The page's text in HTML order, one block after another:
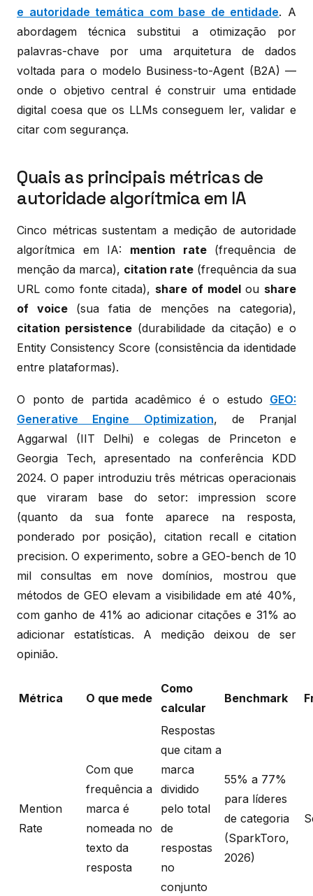
e autoridade temática com base de entidade. A
abordagem técnica substitui a otimização por
palavras-chave por uma arquitetura de dados
voltada para o modelo Business-to-Agent (B2A) —
onde o objetivo central é construir uma entidade
digital coesa que os LLMs conseguem ler, validar e
citar com segurança.
Quais as principais métricas de
autoridade algorítmica em IA
Cinco métricas sustentam a medição de autoridade
algorítmica em IA: mention rate(frequência de
menção da marca), citation rate (frequência da sua
URL como fonte citada), share of modelou share
of voice(sua fatia de menções na categoria),
citation persistence (durabilidade da citação) e o
Entity Consistency Score (consistência da identidade
entre plataformas).
O ponto de partida acadêmico é o estudo GEO:
Generative Engine Optimization, de Pranjal
Aggarwal (IIT Delhi) e colegas de Princeton e
Georgia Tech, apresentado na conferência KDD
2024. O paper introduziu três métricas operacionais
que viraram base do setor: impression score
(quanto da sua fonte aparece na resposta,
ponderado por posição), citation recall e citation
precision. O experimento, sobre a GEO-bench de 10
mil consultas em nove domínios, mostrou que
métodos de GEO elevam a visibilidade em até 40%,
com ganho de 41% ao adicionar citações e 31% ao
adicionar estatísticas. A medição deixou de ser
opinião.
Métrica O que mede
Como
calcular
Benchmark
Mention
Rate
Com que
frequência a
marca é
nomeada no
texto da
resposta
Respostas
que citam a
marca
dividido
pelo total
de
respostas
no
conjunto
55% a 77%
para líderes
de categoria
(SparkToro,
2026)